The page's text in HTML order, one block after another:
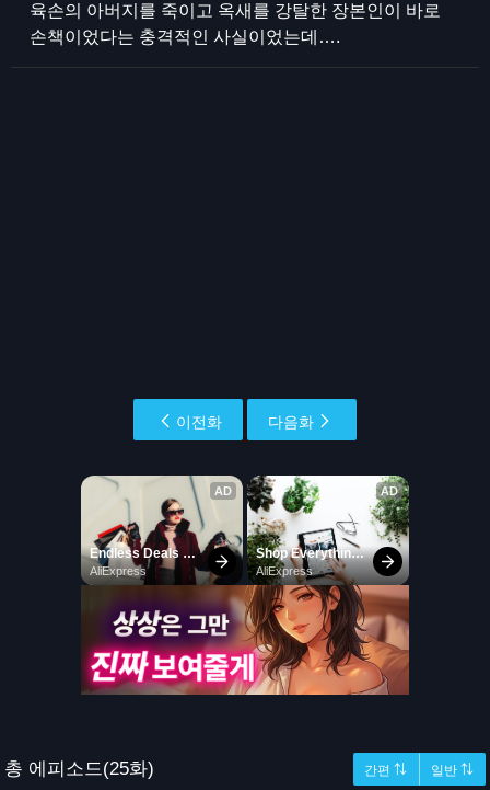
육손의 아버지를 죽이고 옥새를 강탈한 장본인이 바로
손책이었다는 충격적인 사실이었는데….
이전화 다음화
총 에피소드(25화) 간편 ⇅ 일반 ⇅